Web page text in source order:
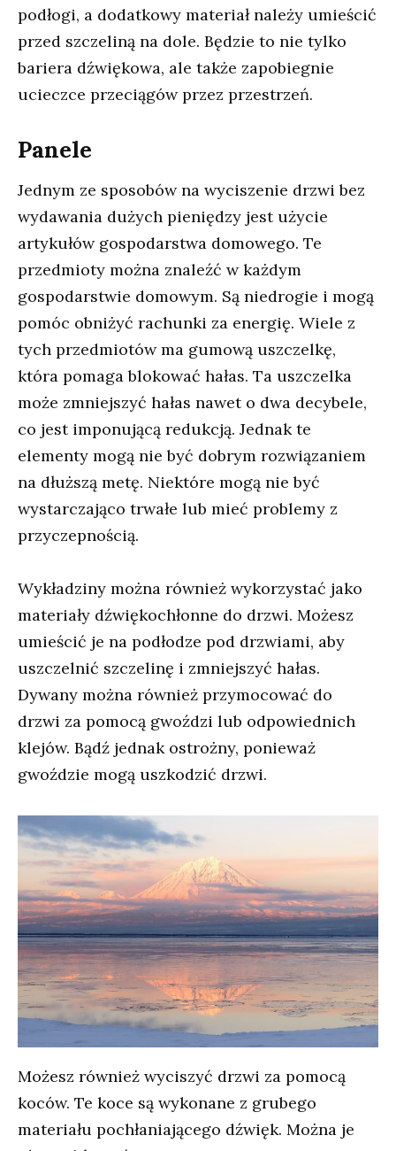
podłogi, a dodatkowy materiał należy umieścić
przed szczeliną na dole. Będzie to nie tylko
bariera dźwiękowa, ale także zapobiegnie
ucieczce przeciągów przez przestrzeń.
Panele
Jednym ze sposobów na wyciszenie drzwi bez
wydawania dużych pieniędzy jest użycie
artykułów gospodarstwa domowego. Te
przedmioty można znaleźć w każdym
gospodarstwie domowym. Są niedrogie i mogą
pomóc obniżyć rachunki za energię. Wiele z
tych przedmiotów ma gumową uszczelkę,
która pomaga blokować hałas. Ta uszczelka
może zmniejszyć hałas nawet o dwa decybele,
co jest imponującą redukcją. Jednak te
elementy mogą nie być dobrym rozwiązaniem
na dłuższą metę. Niektóre mogą nie być
wystarczająco trwałe lub mieć problemy z
przyczepnością.
Wykładziny można również wykorzystać jako
materiały dźwiękochłonne do drzwi. Możesz
umieścić je na podłodze pod drzwiami, aby
uszczelnić szczelinę i zmniejszyć hałas.
Dywany można również przymocować do
drzwi za pomocą gwoździ lub odpowiednich
klejów. Bądź jednak ostrożny, ponieważ
gwoździe mogą uszkodzić drzwi.
Możesz również wyciszyć drzwi za pomocą
koców. Te koce są wykonane z grubego
materiału pochłaniającego dźwięk. Można je